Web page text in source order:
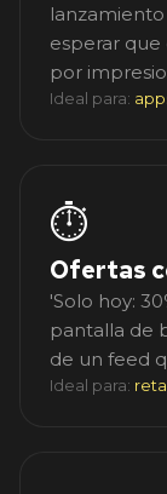
esperar
por
Ideal para:
⏱️
Ofertas
'Solo hoy:
pantalla de
de un feed
Ideal para: